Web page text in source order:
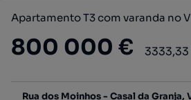
Apartamento T3 com varanda no
800 000 €
Rua dos Moinhos - Casal da Granja,